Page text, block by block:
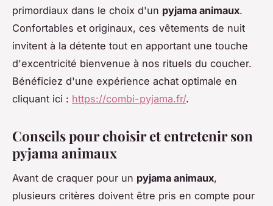
primordiaux dans le choix d'un pyjama animaux.
Confortables et originaux, ces vêtements de nuit
invitent à la détente tout en apportant une touche
d'excentricité bienvenue à nos rituels du coucher.
Bénéficiez d'une expérience achat optimale en
cliquant ici : https://combi-pyjama.fr/.
Conseils pour choisir et entretenir son
pyjama animaux
Avant de craquer pour un pyjama animaux,
plusieurs critères doivent être pris en compte pour